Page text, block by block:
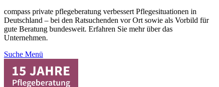
compass private pflegeberatung verbessert Pflegesituationen in
Deutschland – bei den Ratsuchenden vor Ort sowie als Vorbild für
gute Beratung bundesweit. Erfahren Sie mehr über das
Unternehmen.
Suche Menü